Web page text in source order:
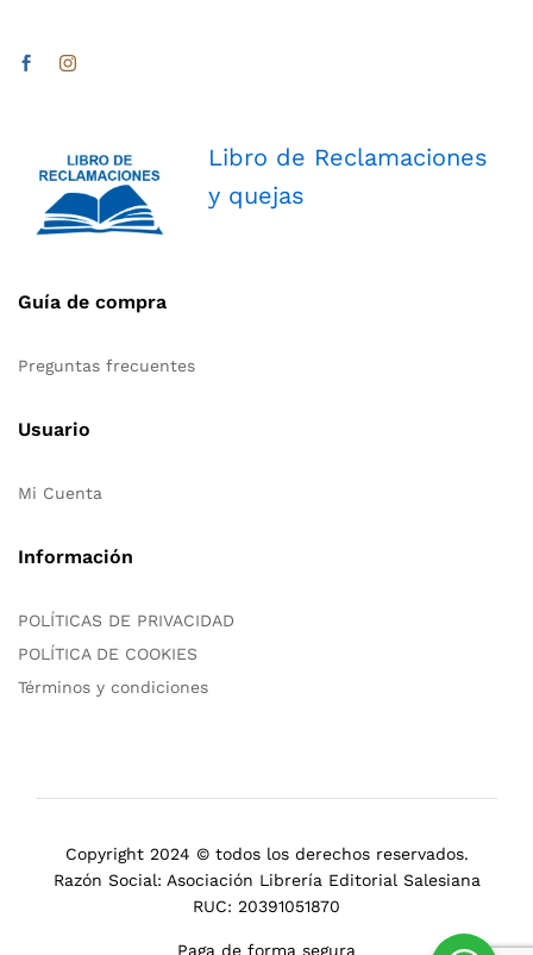
Libro de Reclamaciones
y quejas
Guía de compra
Preguntas frecuentes
Usuario
Mi Cuenta
Información
POLÍTICAS DE PRIVACIDAD
POLÍTICA DE COOKIES
Términos y condiciones
Copyright 2024 © todos los derechos reservados.
Razón Social: Asociación Librería Editorial Salesiana
RUC: 20391051870
Paga de forma segura